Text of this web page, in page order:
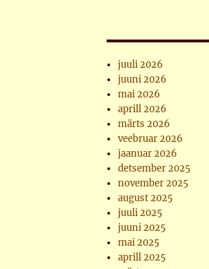
juuli 2026
juuni 2026
mai 2026
aprill 2026
märts 2026
veebruar 2026
jaanuar 2026
detsember 2025
november 2025
august 2025
juuli 2025
juuni 2025
mai 2025
aprill 2025